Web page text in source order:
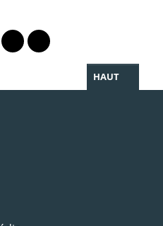
Instagram
le profil Linkedin
vers le profil Facebook
Lien vers le profil Twitter
Partager par WhatsApp
HAUT